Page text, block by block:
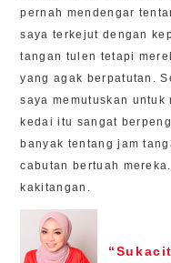
pernah mendengar
saya terkejut dengan
tangan tulen tetapi
yang agak berpatutan.
saya memutuskan
kedai itu sangat
banyak tentang jam
cabutan bertuah
kakitangan.